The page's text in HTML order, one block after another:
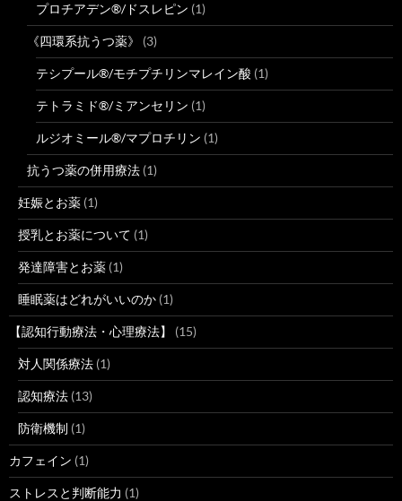
プロチアデン®/ドスレピン (1)
《四環系抗うつ薬》 (3)
テシプール®/モチプチリンマレイン酸 (1)
テトラミド®/ミアンセリン (1)
ルジオミール®/マプロチリン (1)
抗うつ薬の併用療法 (1)
妊娠とお薬 (1)
授乳とお薬について (1)
発達障害とお薬 (1)
睡眠薬はどれがいいのか (1)
【認知行動療法・心理療法】 (15)
対人関係療法 (1)
認知療法 (13)
防衛機制 (1)
カフェイン (1)
ストレスと判断能力 (1)